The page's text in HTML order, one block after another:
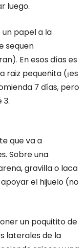
luego.
un papel a la
sequen
En esos días es
raiz pequeñita (¡es
7 días, pero
3.
que va a
Sobre una
gravilla o laca
el hijuelo (no
un poquitito de
laterales de la